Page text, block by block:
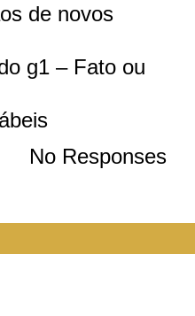
de novos
g1 – Fato ou
No Responses